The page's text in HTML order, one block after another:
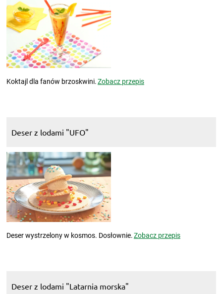
Koktajl dla fanów brzoskwini.Zobacz przepis
Deser z lodami "UFO"
Deser wystrzelony w kosmos. Dosłownie.Zobacz przepis
Deser z lodami "Latarnia morska"